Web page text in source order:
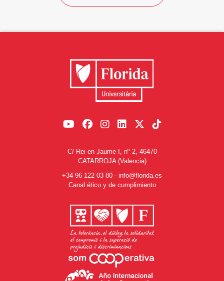
C/ Rei en Jaume I, nº 2, 46470
CATARROJA (Valencia)
+34 96 122 03 80 - info@florida.es
Canal ético y de cumplimiento